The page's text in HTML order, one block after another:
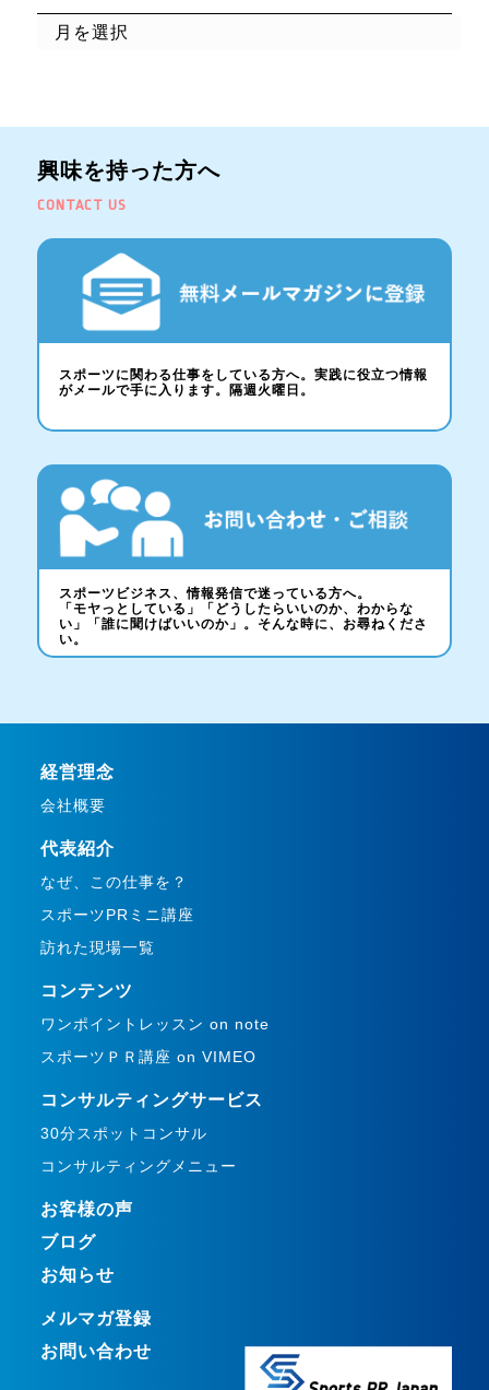
興味を持った方へ
CONTACT US
スポーツに関わる仕事をしている方へ。実践に役立つ情報
がメールで手に入ります。隔週火曜日。
スポーツビジネス、情報発信で迷っている方へ。
「モヤっとしている」「どうしたらいいのか、わからな
い」「誰に聞けばいいのか」。そんな時に、お尋ねくださ
い。
経営理念
会社概要
代表紹介
なぜ、この仕事を？
スポーツPRミニ講座
訪れた現場一覧
コンテンツ
ワンポイントレッスン on note
スポーツＰＲ講座 on VIMEO
コンサルティングサービス
30分スポットコンサル
コンサルティングメニュー
お客様の声
ブログ
お知らせ
メルマガ登録
お問い合わせ